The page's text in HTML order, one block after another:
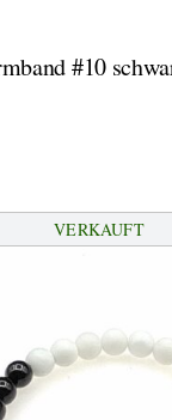
#10
VERKAUFT